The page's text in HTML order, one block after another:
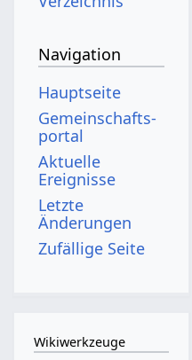
Navigation
Hauptseite
Gemeinschafts­
portal
Aktuelle
Ereignisse
Letzte
Änderungen
Zufällige Seite
Wikiwerkzeuge